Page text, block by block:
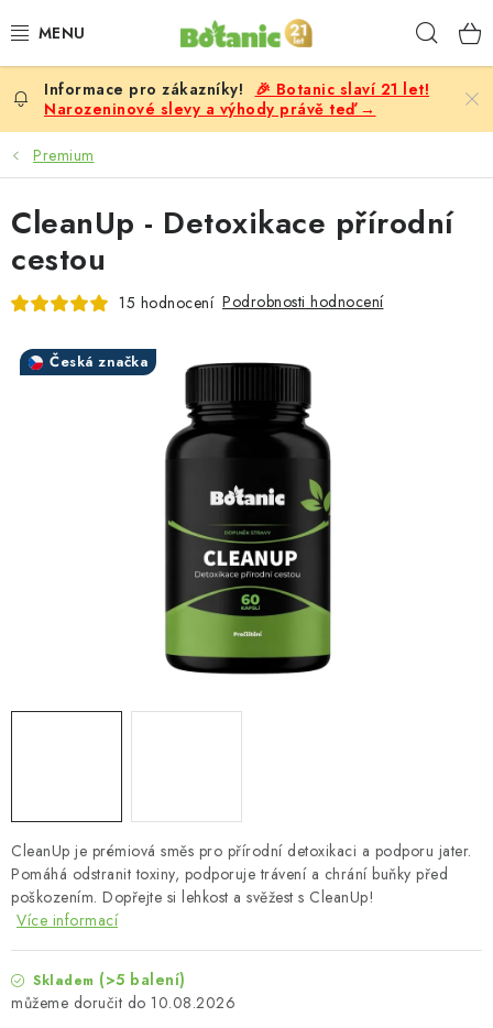
na
PREMIUM
DOPLŇKY STRAVY
CÍLE
POTRAVINY, NÁPOJE
BESTSELLERY
Recenze
Věrnostní program
Proč Botanic?
Kontakty
🎉 Botanic slaví 21 let!
Narozeninové slevy a výhody právě teď →
Premium
CleanUp je prémiová směs pro přírodní detoxikaci a podporu jater.
Pomáhá odstranit toxiny, podporuje trávení a chrání buňky před
poškozením. Dopřejte si lehkost a svěžest s CleanUp!
Více informací
Skladem (>5 balení)
10.08.2026
CleanUp - Detoxikace přírodní
cestou
15 hodnocení Podrobnosti hodnocení
Česká značka